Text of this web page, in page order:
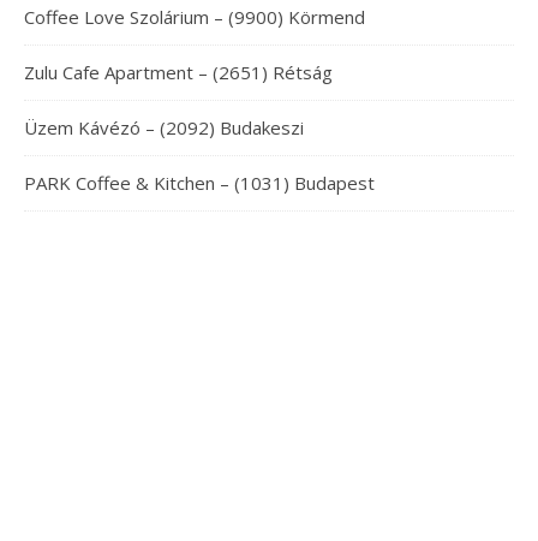
Coffee Love Szolárium – (9900) Körmend
Zulu Cafe Apartment – (2651) Rétság
Üzem Kávézó – (2092) Budakeszi
PARK Coffee & Kitchen – (1031) Budapest